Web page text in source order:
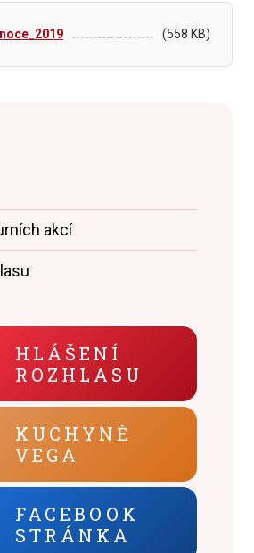
(558 KB)
akcí
HLÁŠENÍ
ROZHLASU
KUCHYNĚ
VEGA
FACEBOOK
STRÁNKA